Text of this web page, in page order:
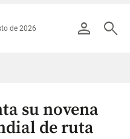
person search
de 2026
su novena
de ruta